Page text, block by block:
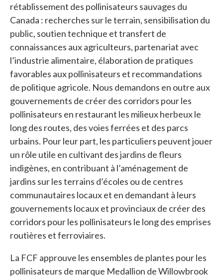
rétablissement des pollinisateurs sauvages du
Canada : recherches sur le terrain, sensibilisation du
public, soutien technique et transfert de
connaissances aux agriculteurs, partenariat avec
l’industrie alimentaire, élaboration de pratiques
favorables aux pollinisateurs et recommandations
de politique agricole. Nous demandons en outre aux
gouvernements de créer des corridors pour les
pollinisateurs en restaurant les milieux herbeux le
long des routes, des voies ferrées et des parcs
urbains. Pour leur part, les particuliers peuvent jouer
un rôle utile en cultivant des jardins de fleurs
indigènes, en contribuant à l’aménagement de
jardins sur les terrains d’écoles ou de centres
communautaires locaux et en demandant à leurs
gouvernements locaux et provinciaux de créer des
corridors pour les pollinisateurs le long des emprises
routières et ferroviaires.
La FCF approuve les ensembles de plantes pour les
pollinisateurs de marque Medallion de Willowbrook